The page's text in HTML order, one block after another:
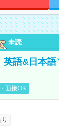
未読
英語&日本
面接OK